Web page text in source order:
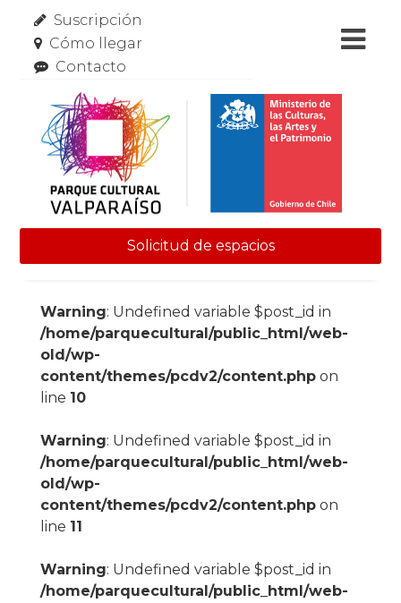
Suscripción
Cómo llegar
Contacto
Solicitud de espacios
Warning: Undefined variable $post_id in
/home/parquecultural/public_html/web-
old/wp-
content/themes/pcdv2/content.phpon
line 10
Warning: Undefined variable $post_id in
/home/parquecultural/public_html/web-
old/wp-
content/themes/pcdv2/content.phpon
line 11
Warning: Undefined variable $post_id in
/home/parquecultural/public_html/web-